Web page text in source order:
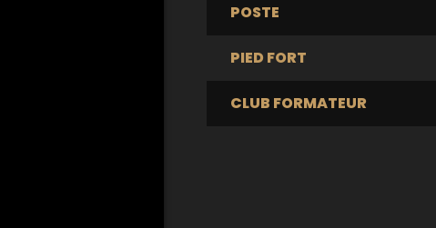
POSTE
PIED FORT
CLUB FORMATEUR